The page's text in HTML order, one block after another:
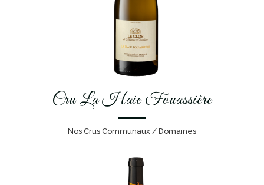
Cru La Haie Fouassière
Nos Crus Communaux / Domaines